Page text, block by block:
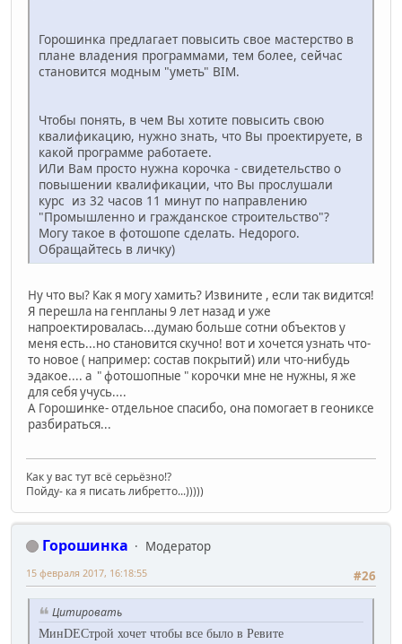
Горошинка предлагает повысить свое мастерство в
плане владения программами, тем более, сейчас
становится модным "уметь" BIM.
Чтобы понять, в чем Вы хотите повысить свою
квалификацию, нужно знать, что Вы проектируете, в
какой программе работаете.
ИЛи Вам просто нужна корочка - свидетельство о
повышении квалификации, что Вы прослушали
курс из 32 часов 11 минут по направлению
"Промышленно и гражданское строительство"?
Могу такое в фотошопе сделать. Недорого.
Обращайтесь в личку)
Ну что вы? Как я могу хамить? Извините , если так видится!
Я перешла на генпланы 9 лет назад и уже
напроектировалась...думаю больше сотни объектов у
меня есть...но становится скучно! вот и хочется узнать что-
то новое ( например: состав покрытий) или что-нибудь
эдакое.... а " фотошопные " корочки мне не нужны, я же
для себя учусь....
А Горошинке- отдельное спасибо, она помогает в геониксе
разбираться...
Как у вас тут всё серьёзно!?
Пойду- ка я писать либретто...)))))
Горошинка
Модератор
#26
15 февраля 2017, 16:18:55
Цитировать
МинDEСтрой хочет чтобы все было в Ревите